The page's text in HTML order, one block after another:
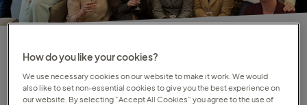
NIEUWS
How do you like your cookies?
We use necessary cookies on our website to make it work. We would
also like to set non-essential cookies to give you the best experience on
our website. By selecting “Accept All Cookies” you agree to the use of